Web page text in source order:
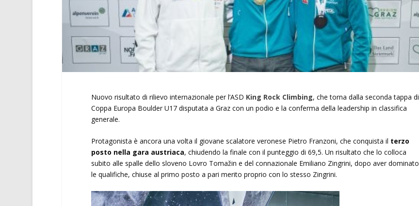
Nuovo risultato di rilievo internazionale per l’ASD King Rock Climbing, che torna dalla seconda tappa di
Coppa Europa Boulder U17 disputata a Graz con un podio e la conferma della leadership in classifica
generale.
Protagonista è ancora una volta il giovane scalatore veronese Pietro Franzoni, che conquista il terzo
posto nella gara austriaca, chiudendo la finale con il punteggio di 69,5. Un risultato che lo colloca
subito alle spalle dello sloveno Lovro Tomažin e del connazionale Emiliano Zingrini, dopo aver dominato
le qualifiche, chiuse al primo posto a pari merito proprio con lo stesso Zingrini.